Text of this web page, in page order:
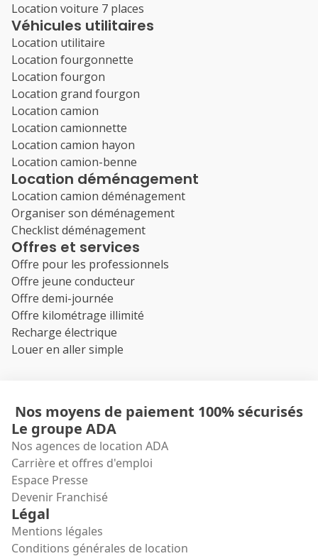
Location voiture 7 places
Véhicules utilitaires
Location utilitaire
Location fourgonnette
Location fourgon
Location grand fourgon
Location camion
Location camionnette
Location camion hayon
Location camion-benne
Location déménagement
Location camion déménagement
Organiser son déménagement
Checklist déménagement
Offres et services
Offre pour les professionnels
Offre jeune conducteur
Offre demi-journée
Offre kilométrage illimité
Recharge électrique
Louer en aller simple
Nos moyens de paiement 100% sécurisés
Le groupe ADA
Nos agences de location ADA
Carrière et offres d'emploi
Espace Presse
Devenir Franchisé
Légal
Mentions légales
Conditions générales de location